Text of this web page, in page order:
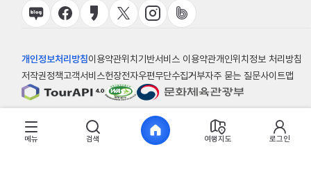
개인정보처리방침이용약관위치기반서비스 이용약관개인위치정보 처리방침
저작권정책고객서비스헌장전자우편무단수집거부자주 묻는 질문사이트맵
© 한국관광공사
메뉴 검색 여행지도 로그인